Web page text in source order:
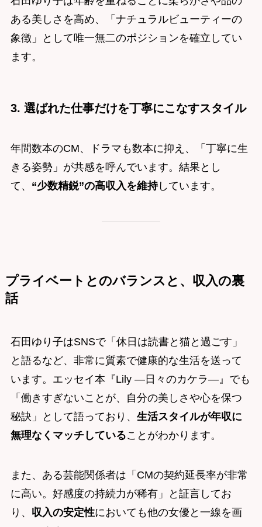
ある美しさを高め、「ナチュラルビューティーの
象徴」として唯一無二のポジションを確立してい
ます。
3. 選ばれた仕事だけを丁寧にこなすスタイル
年間数本のCM、ドラマも数本に抑え、「丁寧に生
きる姿勢」が共感を呼んでいます。結果とし
て、 “少数精鋭”の高収入を維持しています。
プライベートとのバランスと、収入の裏
話
石田ゆり子はSNSで「休日は読書と猫と過ごす」
と語るなど、非常に質素で健康的な生活を送って
います。エッセイ本『Lily ―日々のカケラ―』でも
「働きすぎないことが、自分の美しさや心を保つ
秘訣」として語っており、 生活スタイルが年収に
無理なくマッチしていることがわかります。
また、ある芸能関係者は「CMの契約延長率が非常
に高い。好感度の持続力が稀有」と証言してお
り、 収入の安定性においても他の女優と一線を画